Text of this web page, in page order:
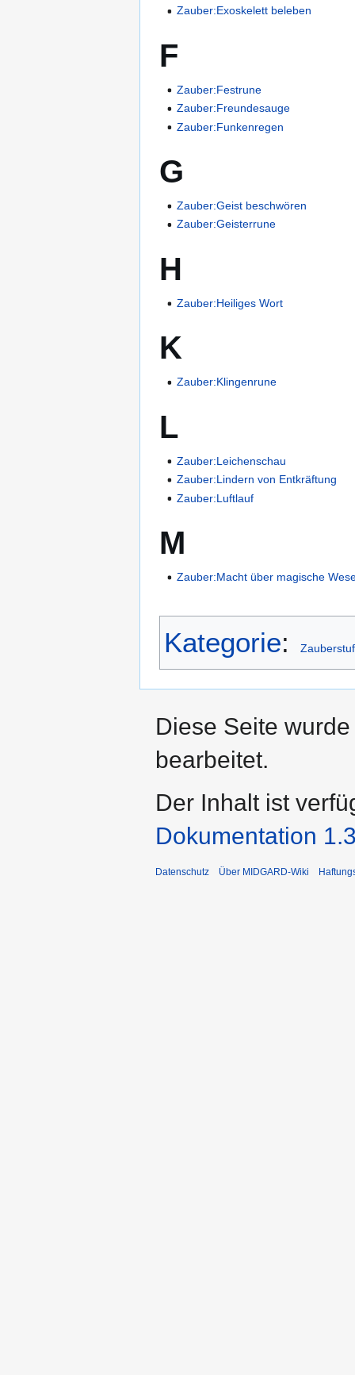
Zauber:Exoskelett beleben
F
Zauber:Festrune
Zauber:Freundesauge
Zauber:Funkenregen
G
Zauber:Geist beschwören
Zauber:Geisterrune
H
Zauber:Heiliges Wort
K
Zauber:Klingenrune
L
Zauber:Leichenschau
Zauber:Lindern von Entkräftung
Zauber:Luftlauf
M
Zauber:Macht über magische
Kategorie:
Diese Seite
bearbeitet.
Der Inhalt ist
Dokumentation
Datenschutz Über MIDGARD-Wiki